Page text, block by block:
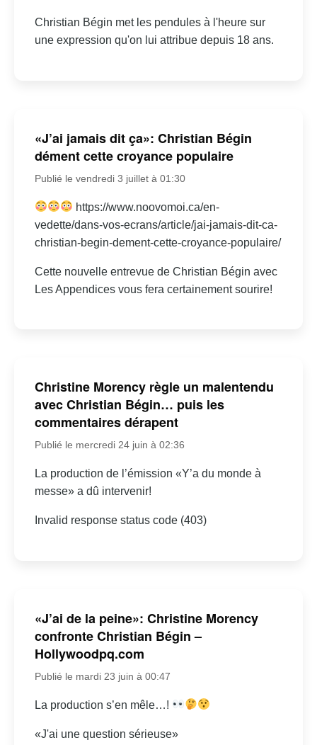
Christian Bégin met les pendules à l'heure sur
une expression qu'on lui attribue depuis 18 ans.
«J’ai jamais dit ça»: Christian Bégin
dément cette croyance populaire
Publié le vendredi 3 juillet à 01:30
https://www.noovomoi.ca/en-
vedette/dans-vos-ecrans/article/jai-jamais-dit-ca-
christian-begin-dement-cette-croyance-populaire/
Cette nouvelle entrevue de Christian Bégin avec
Les Appendices vous fera certainement sourire!
Christine Morency règle un malentendu
avec Christian Bégin… puis les
commentaires dérapent
Publié le mercredi 24 juin à 02:36
La production de l’émission «Y’a du monde à
messe» a dû intervenir!
Invalid response status code (403)
«J’ai de la peine»: Christine Morency
confronte Christian Bégin –
Hollywoodpq.com
Publié le mardi 23 juin à 00:47
La production s’en mêle…!
«J'ai une question sérieuse»